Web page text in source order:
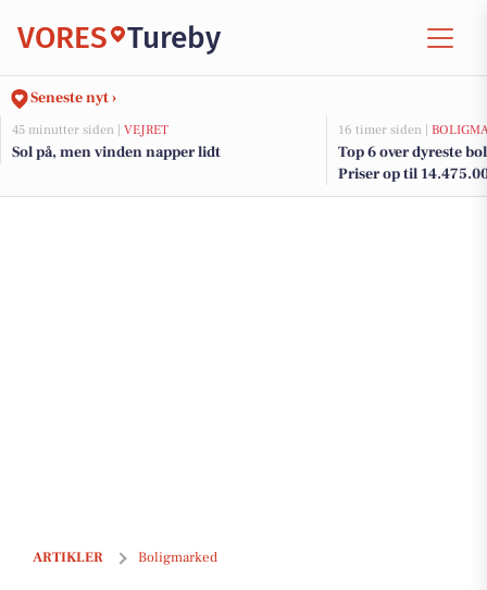
VORES Tureby
Seneste nyt ›
45 minutter siden | VEJRET
Sol på, men vinden napper lidt
16 timer siden |
Top 6 over dyreste
Priser op til
ARTIKLER Boligmarked
Drømmer du om luksus? For 9.495.000 kr er Ankerstræde 8